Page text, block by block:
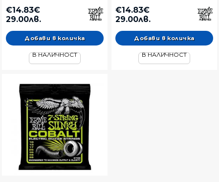
електрическа китара
€14.83€
29.00лв.
В НАЛИЧНОСТ
€14.83€
29.00лв.
В НАЛИЧНОСТ